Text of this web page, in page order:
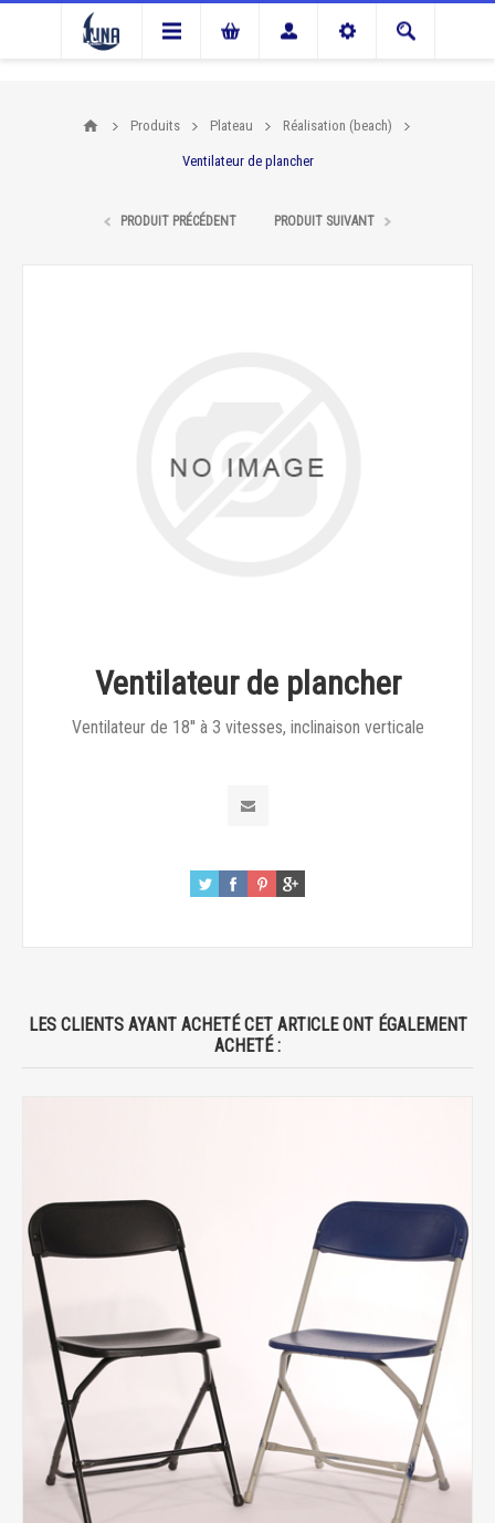
Produits Plateau Réalisation (beach)
Ventilateur de plancher
PRODUIT PRÉCÉDENT PRODUIT SUIVANT
Ventilateur de plancher
Ventilateur de 18'' à 3 vitesses, inclinaison verticale
LES CLIENTS AYANT ACHETÉ CET ARTICLE ONT ÉGALEMENT
ACHETÉ :